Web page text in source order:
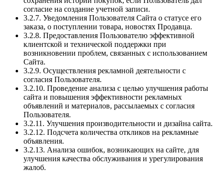
согласие на создание учетной записи.
3.2.7. Уведомления Пользователя Сайта о статусе его
заказа, о поступлении товара, новостях Продавца.
3.2.8. Предоставления Пользователю эффективной
клиентской и технической поддержки при
возникновении проблем, связанных с использованием
Сайта.
3.2.9. Осуществления рекламной деятельности с
согласия Пользователя.
3.2.10. Проведение анализа с целью улучшения работы
сайта и повышения эффективности рекламных
объявлений и материалов, рассылаемых с согласия
Пользователя.
3.2.11. Улучшения производительности и дизайна сайта.
3.2.12. Подсчета количества откликов на рекламные
объявления.
3.2.13. Анализа ошибок, возникающих на сайте, для
улучшения качества обслуживания и урегулирования
жалоб.